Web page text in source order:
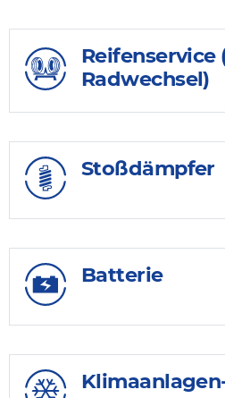
Reifenservice
Radwechsel)
Stoßdämpfer
Batterie